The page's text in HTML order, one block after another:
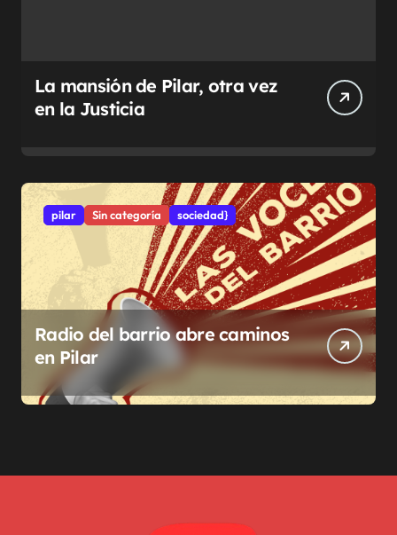
La mansión de Pilar, otra vez
en la Justicia
pilar Sin categoría sociedad}
Radio del barrio abre caminos
en Pilar